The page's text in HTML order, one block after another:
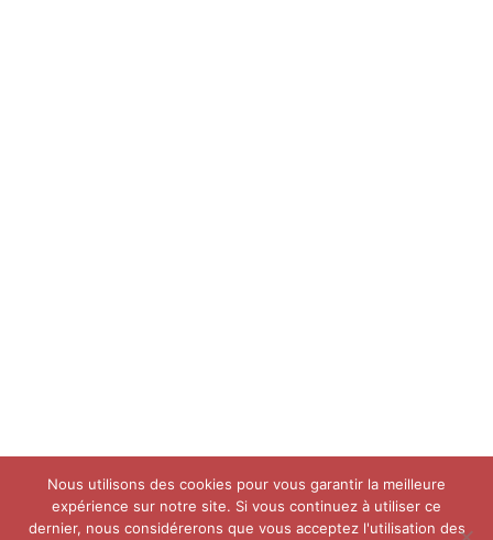
Nous utilisons des cookies pour vous garantir la meilleure
expérience sur notre site. Si vous continuez à utiliser ce
dernier, nous considérerons que vous acceptez l'utilisation des